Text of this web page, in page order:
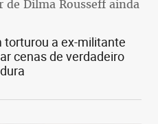
Dilma Rousseff ainda
torturou a ex-militante
cenas de verdadeiro